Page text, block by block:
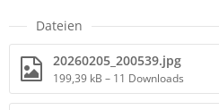
Dateien
20260205_200539.jpg
199,39 kB – 11 Downloads